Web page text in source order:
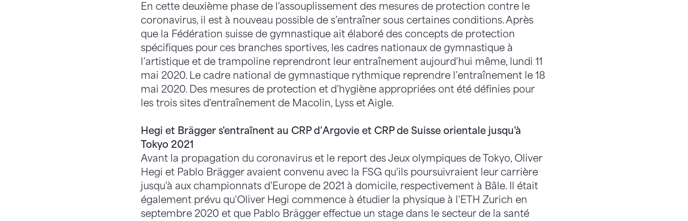
En cette deuxième phase de l'assouplissement des mesures de protection contre le
coronavirus, il est à nouveau possible de s’entraîner sous certaines conditions. Après
que la Fédération suisse de gymnastique ait élaboré des concepts de protection
spécifiques pour ces branches sportives, les cadres nationaux de gymnastique à
l’artistique et de trampoline reprendront leur entraînement aujourd'hui même, lundi 11
mai 2020. Le cadre national de gymnastique rythmique reprendre l’entraînement le 18
mai 2020. Des mesures de protection et d'hygiène appropriées ont été définies pour
les trois sites d'entraînement de Macolin, Lyss et Aigle.
Hegi et Brägger s'entraînent au CRP d’Argovie et CRP de Suisse orientale jusqu'à
Tokyo 2021
Avant la propagation du coronavirus et le report des Jeux olympiques de Tokyo, Oliver
Hegi et Pablo Brägger avaient convenu avec la FSG qu'ils poursuivraient leur carrière
jusqu'à aux championnats d'Europe de 2021 à domicile, respectivement à Bâle. Il était
également prévu qu'Oliver Hegi commence à étudier la physique à l'ETH Zurich en
septembre 2020 et que Pablo Brägger effectue un stage dans le secteur de la santé